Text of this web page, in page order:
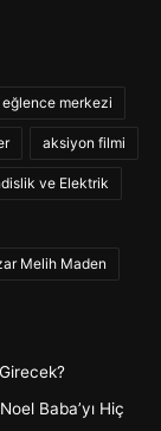
merkezi
aksiyon filmi
ve Elektrik
Melih Maden
Baba’yı Hiç